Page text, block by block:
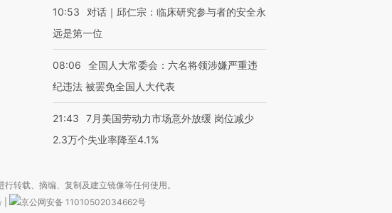
10:53
对话｜邱仁宗：临床研究参与者的安全永
远是第一位
08:06
全国人大常委会：六名将领涉嫌严重违
纪违法 被罢免全国人大代表
21:43
7月美国劳动力市场意外放缓 岗位减少
2.3万个失业率降至4.1%
转载、摘编、复制及建立镜像等任何使用。
京公网安备 11010502034662号